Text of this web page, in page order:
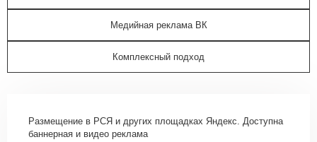
Медийная реклама ВК
Комплексный подход
Размещение в РСЯ и других площадках Яндекс. Доступна
баннерная и видео реклама